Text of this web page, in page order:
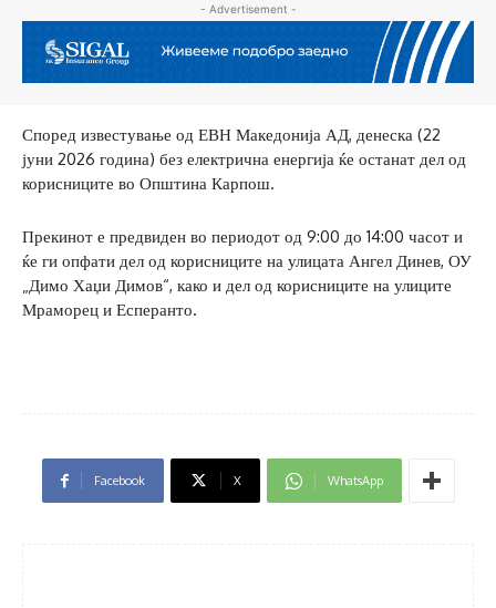
- Advertisement -
Според известување од ЕВН Македонија АД, денеска (22
јуни 2026 година) без електрична енергија ќе останат дел од
корисниците во Општина Карпош.
Прекинот е предвиден во периодот од 9:00 до 14:00 часот и
ќе ги опфати дел од корисниците на улицата Ангел Динев, ОУ
„Димо Хаџи Димов“, како и дел од корисниците на улиците
Мраморец и Есперанто.
Facebook X WhatsApp